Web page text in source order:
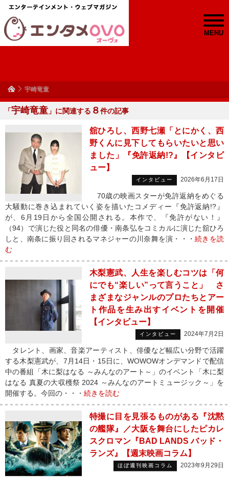
MENU
宇崎竜童
「宇崎竜童 」に関連する ８件の記事
舘ひろし、西野七瀬「とにかく、西
野くんに見下してもらいたいと思い
ました」『免許返納!?』【インタビ
ュー】
インタビュー 2026年6月17日
70歳の映画スターが免許返納をめぐる
大騒動に巻き込まれていく姿を描いたコメディー『免許返納!?』
が、6月19日から全国公開される。本作で、『免許がない！』
（94）で演じた役と同名の俳優・南条弘をコミカルに演じた舘ひろ
しと、南条に振り回されるマネジャーの川奈舞を演・・・続きを読
む
木梨憲武、人生を楽しむコツは「何
にでも“楽しい”って言うこと」 さ
まざまなジャンルのプロたちとアー
ト作品を生み出すイベントを開催
【インタビュー】
インタビュー 2024年7月2日
タレント、画家、音楽アーティスト、俳優など幅広い分野で活躍
する木梨憲武が、7月14日・15日に、WOWOWオンデマンドで配信
中の番組「木に梨はなる ～みんなのアート～」のイベント「木に梨
はなる 真夏の大収穫祭 2024 ～みんなのアートミュージック～」を
開催する。今回の・・・ 続きを読む
特撮に目を見張るものがある『沈黙
の艦隊』／大阪を舞台にしたピカレ
スクロマン『BAD LANDS バッド・
ランズ』【週末映画コラム】
ほぼ週刊映画コラム 2023年9月29日